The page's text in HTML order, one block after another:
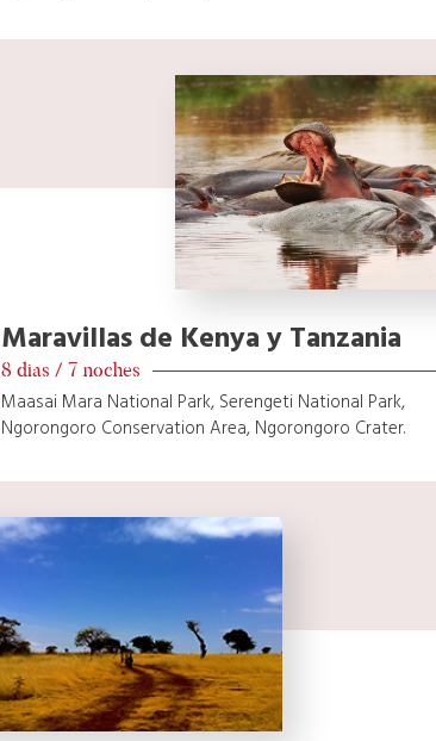
Maravillas de Kenya y Tanzania
8 dias / 7 noches
Maasai Mara National Park, Serengeti National Park,
Ngorongoro Conservation Area, Ngorongoro Crater.